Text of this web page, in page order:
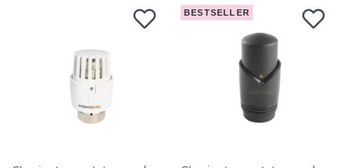
BESTSELLER